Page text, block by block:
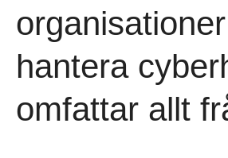
hantera
omfattar allt